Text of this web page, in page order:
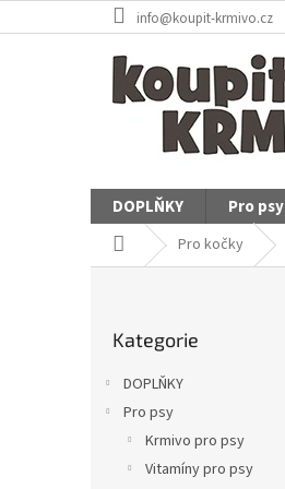
na
info@koupit-krmivo.cz
DOPLŇKY Pro psy
Domů Pro kočky
kategorie
Kategorie
DOPLŇKY
Pro psy
Krmivo pro psy
Vitamíny pro psy